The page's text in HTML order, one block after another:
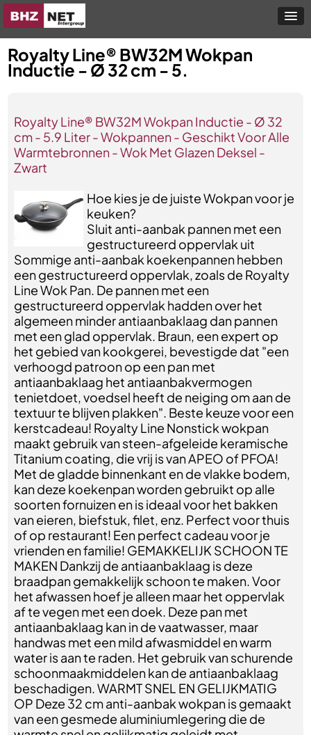
Royalty Line® BW32M Wokpan
Inductie - Ø 32 cm - 5.
Royalty Line® BW32M Wokpan Inductie - Ø 32
cm - 5.9 Liter - Wokpannen - Geschikt Voor Alle
Warmtebronnen - Wok Met Glazen Deksel -
Zwart
Hoe kies je de juiste Wokpan voor je
keuken?
Sluit anti-aanbak pannen met een
gestructureerd oppervlak uit
Sommige anti-aanbak koekenpannen hebben
een gestructureerd oppervlak, zoals de Royalty
Line Wok Pan. De pannen met een
gestructureerd oppervlak hadden over het
algemeen minder antiaanbaklaag dan pannen
met een glad oppervlak. Braun, een expert op
het gebied van kookgerei, bevestigde dat "een
verhoogd patroon op een pan met
antiaanbaklaag het antiaanbakvermogen
tenietdoet, voedsel heeft de neiging om aan de
textuur te blijven plakken". Beste keuze voor een
kerstcadeau! Royalty Line Nonstick wokpan
maakt gebruik van steen-afgeleide keramische
Titanium coating, die vrij is van APEO of PFOA!
Met de gladde binnenkant en de vlakke bodem,
kan deze koekenpan worden gebruikt op alle
soorten fornuizen en is ideaal voor het bakken
van eieren, biefstuk, filet, enz. Perfect voor thuis
of op restaurant! Een perfect cadeau voor je
vrienden en familie! GEMAKKELIJK SCHOON TE
MAKEN Dankzij de antiaanbaklaag is deze
braadpan gemakkelijk schoon te maken. Voor
het afwassen hoef je alleen maar het oppervlak
af te vegen met een doek. Deze pan met
antiaanbaklaag kan in de vaatwasser, maar
handwas met een mild afwasmiddel en warm
water is aan te raden. Het gebruik van schurende
schoonmaakmiddelen kan de antiaanbaklaag
beschadigen. WARMT SNEL EN GELIJKMATIG
OP Deze 32 cm anti-aanbak wokpan is gemaakt
van een gesmede aluminiumlegering die de